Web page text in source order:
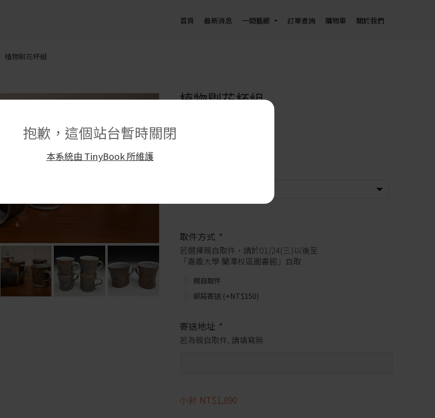
抱歉，這個站台暫時關閉
本系統由 TinyBook 所維護
首頁 最新消息 一間藝廊 訂單查詢 購物車 關於我們
植物剔花杯組
植物剔花杯組
取件方式 *
若選擇親自取件，請於01/24(三)以後至
「嘉義大學 蘭潭校區圖書館」自取
親自取件
郵局寄送 (+NT$150)
寄送地址 *
若為親自取件, 請填寫無
小計 NT$1,890